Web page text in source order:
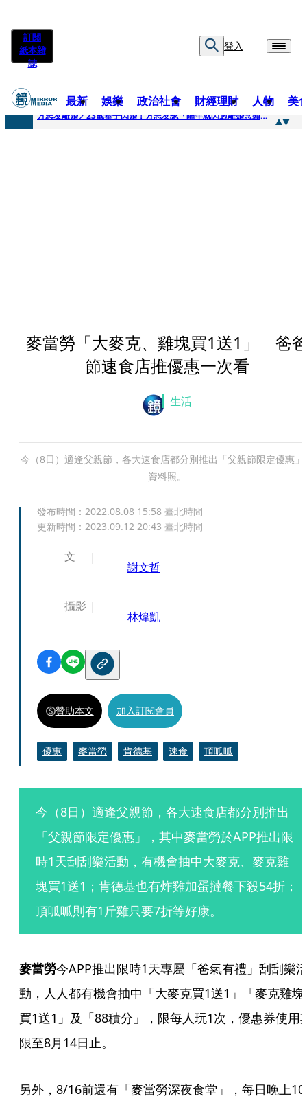
訂閱
紙本雜
誌
登入
最新 娛樂 政治社會 財經理財 人物 美
快訊
方志友離婚／23歲奉子閃婚！方志友認「隔年就閃過離婚念頭」 昔車內曖昧吳念軒風波再被挖
麥當勞「大麥克、雞塊買1送1」 爸
節速食店推優惠一次看
生活
今（8日）適逢父親節，各大速食店都分別推出「父親節限定優惠」
資料照。
發布時間： 2022.08.08 15:58 臺北時間
更新時間： 2023.09.12 20:43 臺北時間
文
謝文哲
攝影
林煒凱
贊助本文 加入訂閱會員
優惠 麥當勞 肯德基 速食 頂呱呱
今（8日）適逢父親節，各大速食店都分別推出
「父親節限定優惠」，其中麥當勞於APP推出限
時1天刮刮樂活動，有機會抽中大麥克、麥克雞
塊買1送1；肯德基也有炸雞加蛋撻餐下殺54折；
頂呱呱則有1斤雞只要7折等好康。
麥當勞今APP推出限時1天專屬「爸氣有禮」刮刮樂
動，人人都有機會抽中「大麥克買1送1」「麥克雞塊
買1送1」及「88積分」，限每人玩1次，優惠券使用
限至8月14日止。
另外，8/16前還有「麥當勞深夜食堂」，每日晚上10